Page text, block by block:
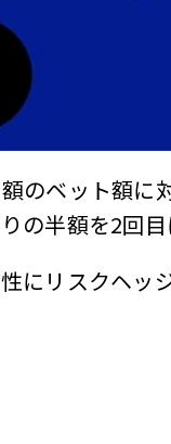
のベット額に
の半額を2回
にリスクヘッ